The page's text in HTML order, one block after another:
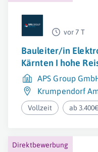
vor 7 T
Bauleiter/in
Kärnten I hohe
APS Group
Krumpendorf
Vollzeit ab
Direktbewerbung